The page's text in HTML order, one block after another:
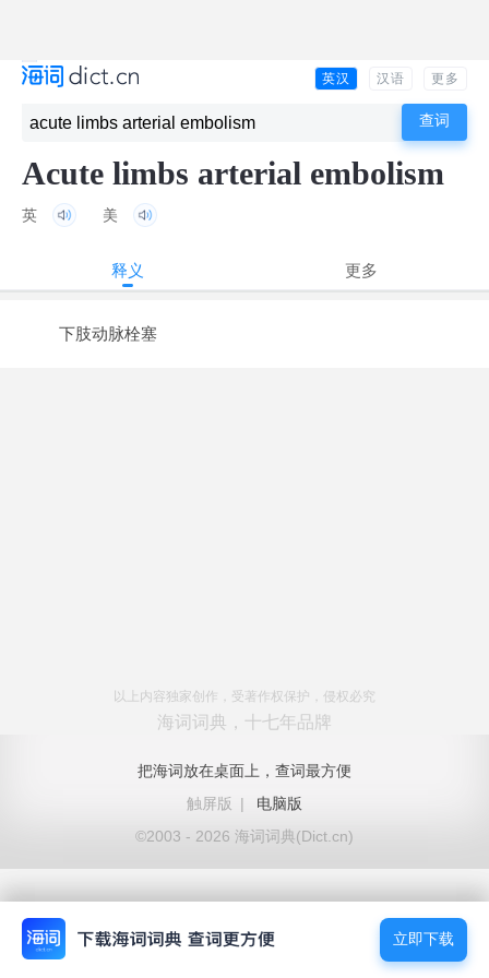
英汉 汉语 更多
Acute limbs arterial embolism
英 美
释义 更多
下肢动脉栓塞
以上内容独家创作，受著作权保护，侵权必究
海词词典，十七年品牌
把海词放在桌面上，查词最方便
触屏版
|
电脑版
©2003 - 2026 海词词典(Dict.cn)
立即下载
立即下载